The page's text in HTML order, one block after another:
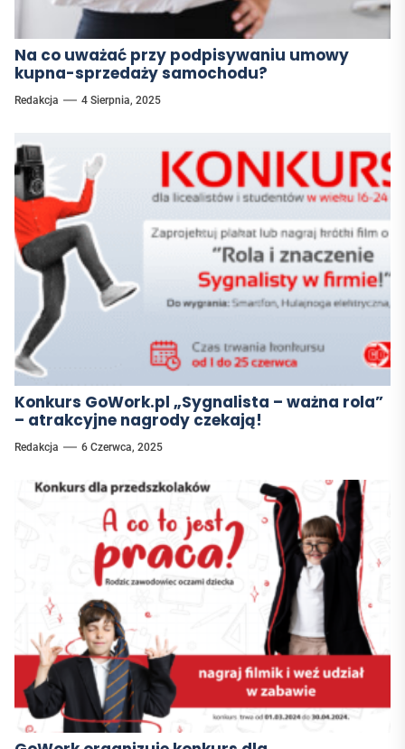
Na co uważać przy podpisywaniu umowy
kupna-sprzedaży samochodu?
Redakcja 4 Sierpnia, 2025
Konkurs GoWork.pl „Sygnalista – ważna rola”
– atrakcyjne nagrody czekają!
Redakcja 6 Czerwca, 2025